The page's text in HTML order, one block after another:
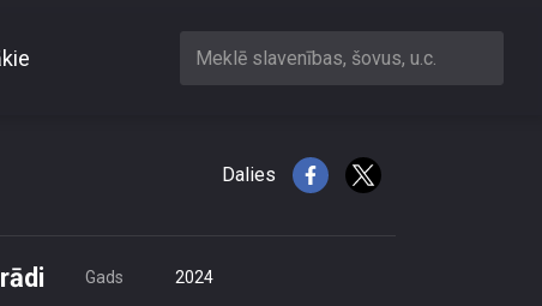
Meklē slavenības, šovus, u.c.
Dalies
Gads 2024